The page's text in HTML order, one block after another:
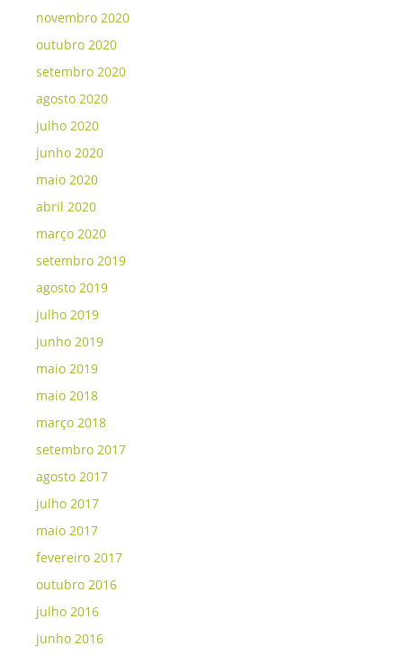
novembro 2020
outubro 2020
setembro 2020
agosto 2020
julho 2020
junho 2020
maio 2020
abril 2020
março 2020
setembro 2019
agosto 2019
julho 2019
junho 2019
maio 2019
maio 2018
março 2018
setembro 2017
agosto 2017
julho 2017
maio 2017
fevereiro 2017
outubro 2016
julho 2016
junho 2016